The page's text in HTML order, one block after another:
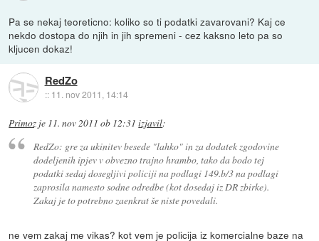
Pa se nekaj teoreticno: koliko so ti podatki zavarovani? Kaj ce
nekdo dostopa do njih in jih spremeni - cez kaksno leto pa so
kljucen dokaz!
RedZo
:: 11. nov 2011, 14:14
Primoz je 11. nov 2011 ob 12:31 izjavil:
RedZo: gre za ukinitev besede "lahko" in za dodatek zgodovine
dodeljenih ipjev v obvezno trajno hrambo, tako da bodo tej
podatki sedaj dosegljivi policiji na podlagi 149.b/3 na podlagi
zaprosila namesto sodne odredbe (kot dosedaj iz DR zbirke).
Zakaj je to potrebno zaenkrat še niste povedali.
ne vem zakaj me vikas? kot vem je policija iz komercialne baze na